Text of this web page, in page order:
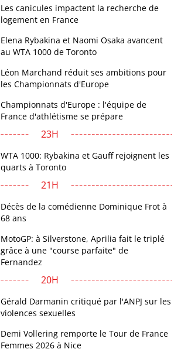
Les canicules impactent la recherche de
logement en France
Elena Rybakina et Naomi Osaka avancent
au WTA 1000 de Toronto
Léon Marchand réduit ses ambitions pour
les Championnats d'Europe
Championnats d'Europe : l'équipe de
France d'athlétisme se prépare
23H
WTA 1000: Rybakina et Gauff rejoignent les
quarts à Toronto
21H
Décès de la comédienne Dominique Frot à
68 ans
MotoGP: à Silverstone, Aprilia fait le triplé
grâce à une "course parfaite" de
Fernandez
20H
Gérald Darmanin critiqué par l'ANPJ sur les
violences sexuelles
Demi Vollering remporte le Tour de France
Femmes 2026 à Nice